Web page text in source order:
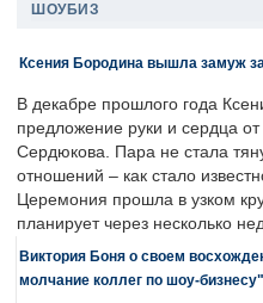
ШОУБИЗ
Ксения Бородина вышла замуж
В декабре прошлого года
предложение руки и сердца
Сердюкова. Пара не стала
отношений – как стало
Церемония прошла в узком
планирует через несколько
Виктория Боня о своем
молчание коллег по шоу-бизнесу"